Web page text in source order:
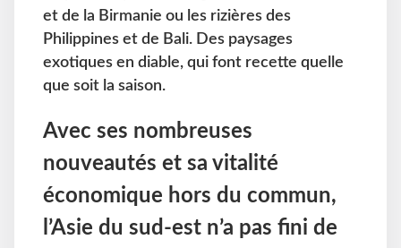
et de la Birmanie ou les rizières des
Philippines et de Bali. Des paysages
exotiques en diable, qui font recette quelle
que soit la saison.
Avec ses nombreuses
nouveautés et sa vitalité
économique hors du commun,
l’Asie du sud-est n’a pas fini de